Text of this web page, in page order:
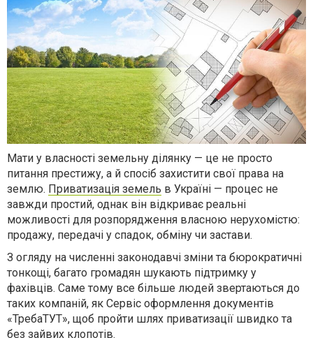
Мати у власності земельну ділянку — це не просто
питання престижу, а й спосіб захистити свої права на
землю. Приватизація земель в Україні — процес не
завжди простий, однак він відкриває реальні
можливості для розпорядження власною нерухомістю:
продажу, передачі у спадок, обміну чи застави.
З огляду на численні законодавчі зміни та бюрократичні
тонкощі, багато громадян шукають підтримку у
фахівців. Саме тому все більше людей звертаються до
таких компаній, як Сервіс оформлення документів
«ТребаТУТ», щоб пройти шлях приватизації швидко та
без зайвих клопотів.